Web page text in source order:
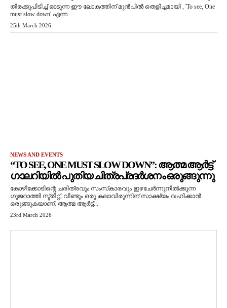
തിരക്കുപിടിച്ച് ഓടുന്ന ഈ ലോകത്തിന് മുൻപിൽ തെളിച്ചമായി , 'To see, One
must slow down' എന്ന...
25th March 2026
NEWS AND EVENTS
“TO SEE, ONE MUST SLOW DOWN”: ആത്മ ആർട്ട്
ഗാലറിയിൽ പുതിയ ചിത്രപ്രദർശനം ഒരുങ്ങുന്നു
കോഴിക്കോടിന്റെ ചരിത്രവും സംസ്‌കാരവും ഇഴചേർന്നുനിൽക്കുന്ന
ഗുജറാത്തി സ്ട്രീറ്റ്, വീണ്ടും ഒരു കലാവിരുന്നിന് സാക്ഷ്യം വഹിക്കാൻ
ഒരുങ്ങുകയാണ്. ആത്മ ആർട്ട്...
23rd March 2026